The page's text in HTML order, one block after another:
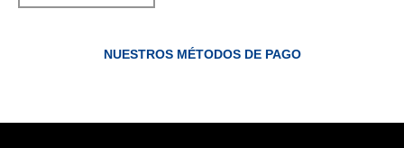
NUESTROS MÉTODOS DE PAGO